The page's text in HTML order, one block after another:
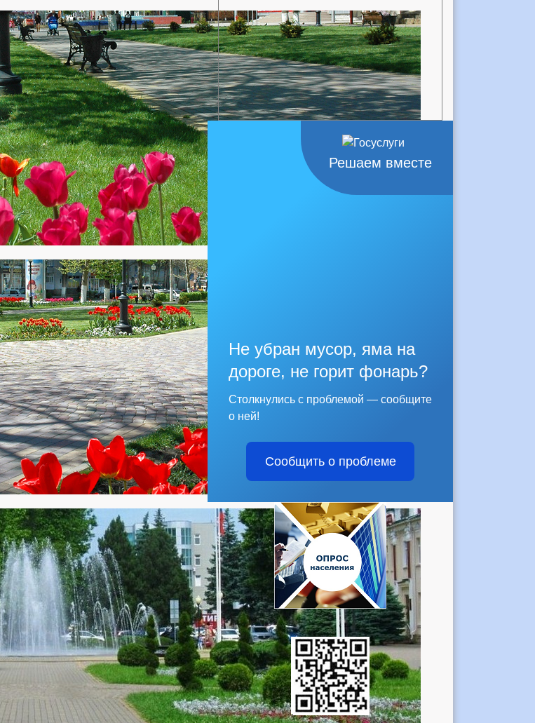
Решаем вместе
Не убран мусор, яма на
дороге, не горит фонарь?
Столкнулись с проблемой — сообщите
о ней!
Сообщить о проблеме